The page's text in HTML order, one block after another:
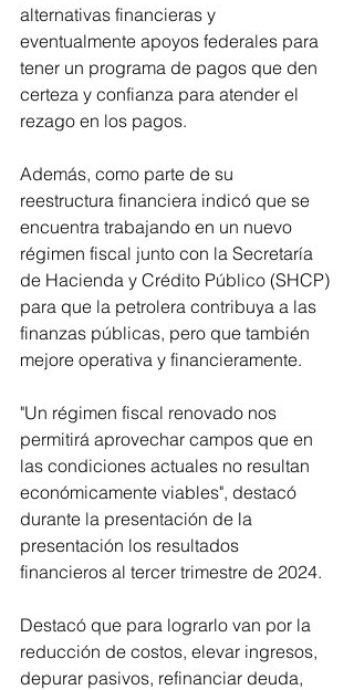
alternativas financieras y
eventualmente apoyos federales para
tener un programa de pagos que den
certeza y confianza para atender el
rezago en los pagos.
Además, como parte de su
reestructura financiera indicó que se
encuentra trabajando en un nuevo
régimen fiscal junto con la Secretaría
de Hacienda y Crédito Público (SHCP)
para que la petrolera contribuya a las
finanzas públicas, pero que también
mejore operativa y financieramente.
"Un régimen fiscal renovado nos
permitirá aprovechar campos que en
las condiciones actuales no resultan
económicamente viables", destacó
durante la presentación de la
presentación los resultados
financieros al tercer trimestre de 2024.
Destacó que para lograrlo van por la
reducción de costos, elevar ingresos,
depurar pasivos, refinanciar deuda,